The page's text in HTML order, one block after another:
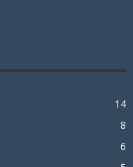
14
8
6